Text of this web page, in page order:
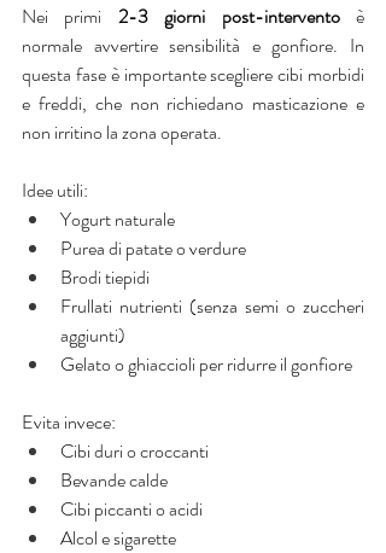
Nei primi 2-3 giorni post-intervento è
normale avvertire sensibilità e gonfiore. In
questa fase è importante scegliere cibi morbidi
e freddi, che non richiedano masticazione e
non irritino la zona operata.
Idee utili:
Yogurt naturale
Purea di patate o verdure
Brodi tiepidi
Frullati nutrienti (senza semi o zuccheri
aggiunti)
Gelato o ghiaccioli per ridurre il gonfiore
Evita invece:
Cibi duri o croccanti
Bevande calde
Cibi piccanti o acidi
Alcol e sigarette